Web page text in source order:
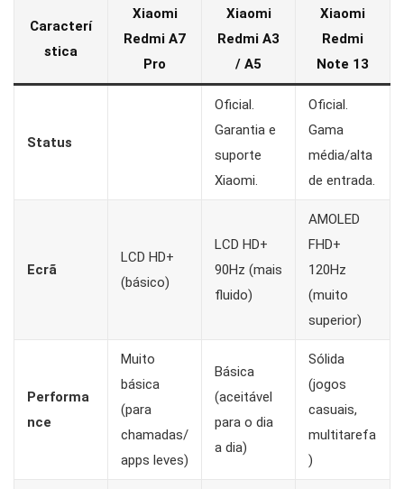
Caracterí
stica
Xiaomi
Redmi A7
Pro
Xiaomi
Redmi A3
/ A5
Xiaomi
Redmi
Note 13
Status
Oficial.
Garantia e
suporte
Xiaomi.
Oficial.
Gama
média/alta
de entrada.
Ecrã
LCD HD+
(básico)
LCD HD+
90Hz (mais
fluido)
AMOLED
FHD+
120Hz
(muito
superior)
Performa
nce
Muito
básica
(para
chamadas/
apps leves)
Básica
(aceitável
para o dia
a dia)
Sólida
(jogos
casuais,
multitarefa
)